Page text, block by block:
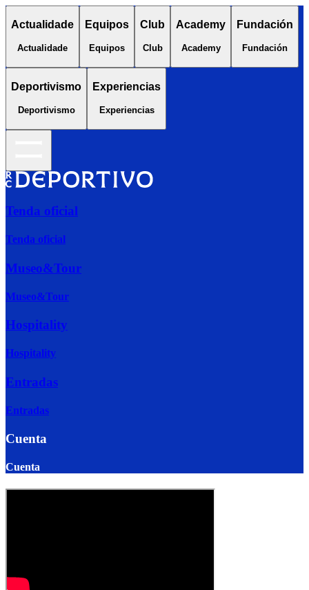
Actualidade
Actualidade
Equipos
Equipos
Club
Club
Academy
Academy
Fundación
Fundación
Deportivismo
Deportivismo
Experiencias
Experiencias
Tenda oficial
Tenda oficial
Museo&Tour
Museo&Tour
Hospitality
Hospitality
Entradas
Entradas
Cuenta
Cuenta